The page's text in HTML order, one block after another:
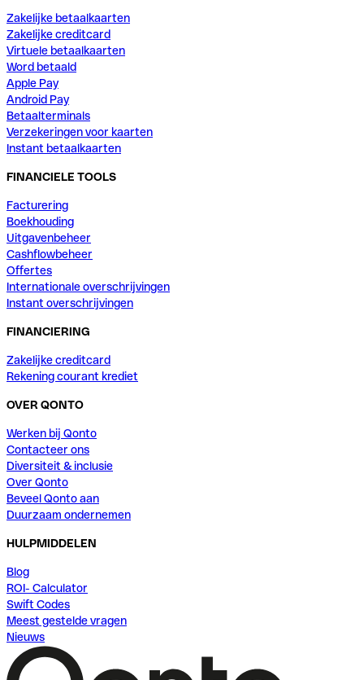
Zakelijke betaalkaarten
Zakelijke creditcard
Virtuele betaalkaarten
Word betaald
Apple Pay
Android Pay
Betaalterminals
Verzekeringen voor kaarten
Instant betaalkaarten
FINANCIELE TOOLS
Facturering
Boekhouding
Uitgavenbeheer
Cashflowbeheer
Offertes
Internationale overschrijvingen
Instant overschrijvingen
FINANCIERING
Zakelijke creditcard
Rekening courant krediet
OVER QONTO
Werken bij Qonto
Contacteer ons
Diversiteit & inclusie
Over Qonto
Beveel Qonto aan
Duurzaam ondernemen
HULPMIDDELEN
Blog
ROI- Calculator
Swift Codes
Meest gestelde vragen
Nieuws